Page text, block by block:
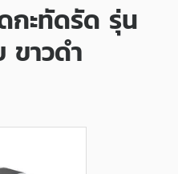
กะทัดรัด รุ่น
าวดำ